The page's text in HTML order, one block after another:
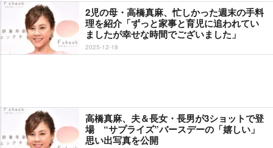
2児の母・高橋真麻、忙しかった週末の手料
理を紹介「ずっと家事と育児に追われてい
ましたが幸せな時間でございました」
2025-12-18
高橋真麻、夫＆長女・長男が3ショットで登
場 “サプライズ”バースデーの「嬉しい」
思い出写真を公開